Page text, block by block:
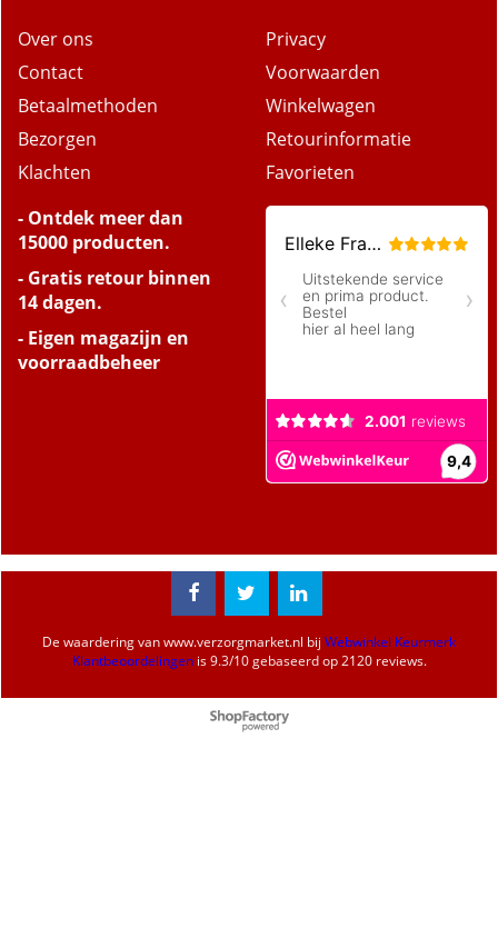
Over ons
Contact
Betaalmethoden
Bezorgen
Klachten
Privacy
Voorwaarden
Winkelwagen
Retourinformatie
Favorieten
- Ontdek meer dan
15000 producten.
- Gratis retour binnen
14 dagen.
- Eigen magazijn en
voorraadbeheer
De waardering vanwww.verzorgmarket.nl bij Webwinkel Keurmerk
Klantbeoordelingenis9.3/10gebaseerd op 2120 reviews.
Webwinkel gemaakt met
ShopFactory webwinkel